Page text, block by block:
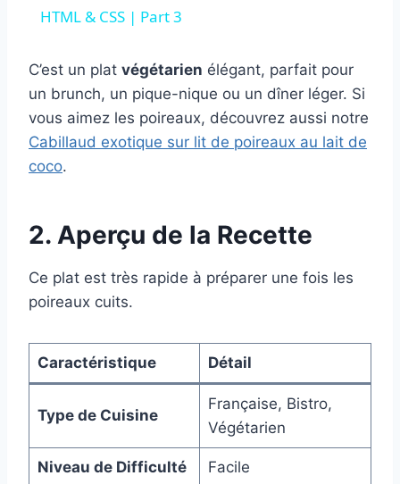
HTML & CSS | Part 3
C’est un plat végétarien élégant, parfait pour
un brunch, un pique-nique ou un dîner léger. Si
vous aimez les poireaux, découvrez aussi notre
Cabillaud exotique sur lit de poireaux au lait de
coco.
2. Aperçu de la Recette
Ce plat est très rapide à préparer une fois les
poireaux cuits.
Caractéristique Détail
Type de Cuisine
Française, Bistro,
Végétarien
Niveau de Difficulté Facile